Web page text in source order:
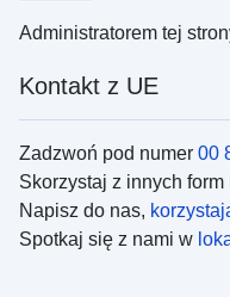
Administratorem tej
Kontakt z UE
Zadzwoń pod numer 00
Skorzystaj z innych form
Napisz do nas,
Spotkaj się z nami w